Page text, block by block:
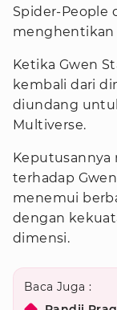
Spider-People
menghentikan
Ketika Gwen
kembali dari
diundang
Multiverse.
Keputusannya
terhadap
menemui
dengan
dimensi.
Baca Juga :